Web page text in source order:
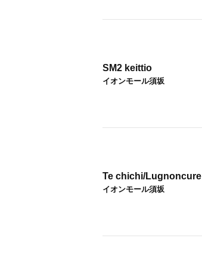
SM2 keittio
イオンモール須坂
Te chichi/Lugnoncure
イオンモール須坂